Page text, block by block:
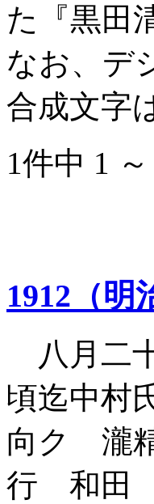
た『黒田
なお、デ
合成文字
1件中 1 ～
1912（明
八月二
頃迄中村
向ク 瀧
行 和田